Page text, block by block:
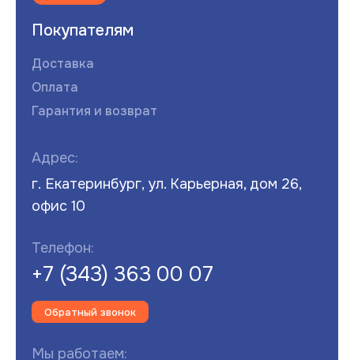
Покупателям
Доставка
Оплата
Гарантия и возврат
Адрес:
г. Екатеринбург, ул. Карьерная, дом 26,
офис 10
Телефон:
+7 (343) 363 00 07
Обратный звонок
Мы работаем: